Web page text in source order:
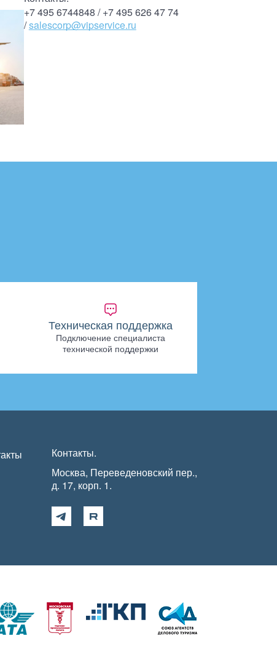
+7 495 6744848 / +7 495 626 47 74
/salescorp@vipservice.ru
Техническая поддержка
Подключение специалиста
технической поддержки
Контакты.
Москва, Переведеновский пер.,
д. 17, корп. 1.